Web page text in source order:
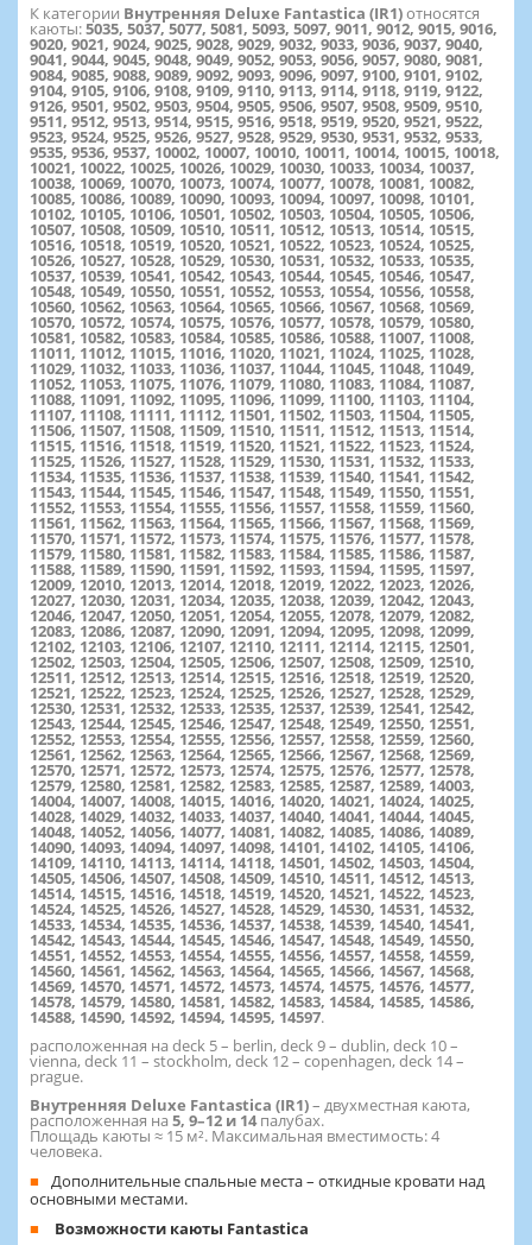
К категории Внутренняя Deluxe Fantastica (IR1)относятся
каюты:5035, 5037, 5077, 5081, 5093, 5097, 9011, 9012, 9015, 9016,
9020, 9021, 9024, 9025, 9028, 9029, 9032, 9033, 9036, 9037, 9040,
9041, 9044, 9045, 9048, 9049, 9052, 9053, 9056, 9057, 9080, 9081,
9084, 9085, 9088, 9089, 9092, 9093, 9096, 9097, 9100, 9101, 9102,
9104, 9105, 9106, 9108, 9109, 9110, 9113, 9114, 9118, 9119, 9122,
9126, 9501, 9502, 9503, 9504, 9505, 9506, 9507, 9508, 9509, 9510,
9511, 9512, 9513, 9514, 9515, 9516, 9518, 9519, 9520, 9521, 9522,
9523, 9524, 9525, 9526, 9527, 9528, 9529, 9530, 9531, 9532, 9533,
9535, 9536, 9537, 10002, 10007, 10010, 10011, 10014, 10015, 10018,
10021, 10022, 10025, 10026, 10029, 10030, 10033, 10034, 10037,
10038, 10069, 10070, 10073, 10074, 10077, 10078, 10081, 10082,
10085, 10086, 10089, 10090, 10093, 10094, 10097, 10098, 10101,
10102, 10105, 10106, 10501, 10502, 10503, 10504, 10505, 10506,
10507, 10508, 10509, 10510, 10511, 10512, 10513, 10514, 10515,
10516, 10518, 10519, 10520, 10521, 10522, 10523, 10524, 10525,
10526, 10527, 10528, 10529, 10530, 10531, 10532, 10533, 10535,
10537, 10539, 10541, 10542, 10543, 10544, 10545, 10546, 10547,
10548, 10549, 10550, 10551, 10552, 10553, 10554, 10556, 10558,
10560, 10562, 10563, 10564, 10565, 10566, 10567, 10568, 10569,
10570, 10572, 10574, 10575, 10576, 10577, 10578, 10579, 10580,
10581, 10582, 10583, 10584, 10585, 10586, 10588, 11007, 11008,
11011, 11012, 11015, 11016, 11020, 11021, 11024, 11025, 11028,
11029, 11032, 11033, 11036, 11037, 11044, 11045, 11048, 11049,
11052, 11053, 11075, 11076, 11079, 11080, 11083, 11084, 11087,
11088, 11091, 11092, 11095, 11096, 11099, 11100, 11103, 11104,
11107, 11108, 11111, 11112, 11501, 11502, 11503, 11504, 11505,
11506, 11507, 11508, 11509, 11510, 11511, 11512, 11513, 11514,
11515, 11516, 11518, 11519, 11520, 11521, 11522, 11523, 11524,
11525, 11526, 11527, 11528, 11529, 11530, 11531, 11532, 11533,
11534, 11535, 11536, 11537, 11538, 11539, 11540, 11541, 11542,
11543, 11544, 11545, 11546, 11547, 11548, 11549, 11550, 11551,
11552, 11553, 11554, 11555, 11556, 11557, 11558, 11559, 11560,
11561, 11562, 11563, 11564, 11565, 11566, 11567, 11568, 11569,
11570, 11571, 11572, 11573, 11574, 11575, 11576, 11577, 11578,
11579, 11580, 11581, 11582, 11583, 11584, 11585, 11586, 11587,
11588, 11589, 11590, 11591, 11592, 11593, 11594, 11595, 11597,
12009, 12010, 12013, 12014, 12018, 12019, 12022, 12023, 12026,
12027, 12030, 12031, 12034, 12035, 12038, 12039, 12042, 12043,
12046, 12047, 12050, 12051, 12054, 12055, 12078, 12079, 12082,
12083, 12086, 12087, 12090, 12091, 12094, 12095, 12098, 12099,
12102, 12103, 12106, 12107, 12110, 12111, 12114, 12115, 12501,
12502, 12503, 12504, 12505, 12506, 12507, 12508, 12509, 12510,
12511, 12512, 12513, 12514, 12515, 12516, 12518, 12519, 12520,
12521, 12522, 12523, 12524, 12525, 12526, 12527, 12528, 12529,
12530, 12531, 12532, 12533, 12535, 12537, 12539, 12541, 12542,
12543, 12544, 12545, 12546, 12547, 12548, 12549, 12550, 12551,
12552, 12553, 12554, 12555, 12556, 12557, 12558, 12559, 12560,
12561, 12562, 12563, 12564, 12565, 12566, 12567, 12568, 12569,
12570, 12571, 12572, 12573, 12574, 12575, 12576, 12577, 12578,
12579, 12580, 12581, 12582, 12583, 12585, 12587, 12589, 14003,
14004, 14007, 14008, 14015, 14016, 14020, 14021, 14024, 14025,
14028, 14029, 14032, 14033, 14037, 14040, 14041, 14044, 14045,
14048, 14052, 14056, 14077, 14081, 14082, 14085, 14086, 14089,
14090, 14093, 14094, 14097, 14098, 14101, 14102, 14105, 14106,
14109, 14110, 14113, 14114, 14118, 14501, 14502, 14503, 14504,
14505, 14506, 14507, 14508, 14509, 14510, 14511, 14512, 14513,
14514, 14515, 14516, 14518, 14519, 14520, 14521, 14522, 14523,
14524, 14525, 14526, 14527, 14528, 14529, 14530, 14531, 14532,
14533, 14534, 14535, 14536, 14537, 14538, 14539, 14540, 14541,
14542, 14543, 14544, 14545, 14546, 14547, 14548, 14549, 14550,
14551, 14552, 14553, 14554, 14555, 14556, 14557, 14558, 14559,
14560, 14561, 14562, 14563, 14564, 14565, 14566, 14567, 14568,
14569, 14570, 14571, 14572, 14573, 14574, 14575, 14576, 14577,
14578, 14579, 14580, 14581, 14582, 14583, 14584, 14585, 14586,
14588, 14590, 14592, 14594, 14595, 14597.
расположенная на deck 5 – berlin, deck 9 – dublin, deck 10 –
vienna, deck 11 – stockholm, deck 12 – copenhagen, deck 14 –
prague.
Внутренняя Deluxe Fantastica (IR1)– двухместная каюта,
расположенная на 5, 9–12 и 14палубах.
Площадь каюты ≈ 15 м². Максимальная вместимость: 4
человека.
Дополнительные спальные места – откидные кровати над
основными местами.
Возможности каюты Fantastica